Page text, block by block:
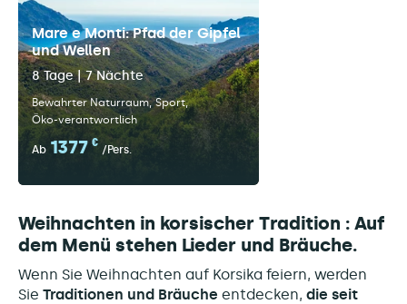
Mare e Monti: Pfad der Gipfel
und Wellen
8 Tage | 7 Nächte
Bewahrter Naturraum Sport
Öko-verantwortlich
Ab 1377 €
/Pers.
Weihnachten in korsischer Tradition : Auf
dem Menü stehen Lieder und Bräuche.
Wenn Sie Weihnachten auf Korsika feiern, werden
Sie Traditionen und Bräuche entdecken, die seit